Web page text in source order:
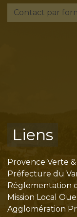
Contact par
Liens
Provence Verte
Préfecture du
Réglementation
Mission Local
Agglomération